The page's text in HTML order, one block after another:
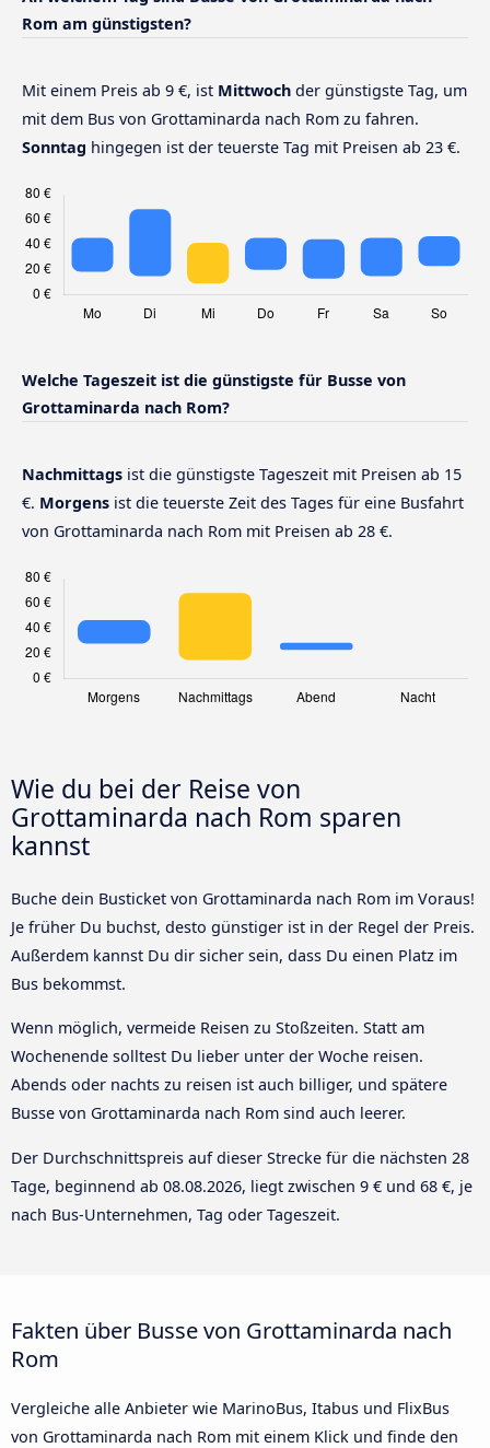
Rom am günstigsten?
Mit einem Preis ab 9 €, ist Mittwoch der günstigste Tag, um
mit dem Bus von Grottaminarda nach Rom zu fahren.
Sonntag hingegen ist der teuerste Tag mit Preisen ab 23 €.
Welche Tageszeit ist die günstigste für Busse von
Grottaminarda nach Rom?
Nachmittags ist die günstigste Tageszeit mit Preisen ab 15
€. Morgens ist die teuerste Zeit des Tages für eine Busfahrt
von Grottaminarda nach Rom mit Preisen ab 28 €.
Wie du bei der Reise von
Grottaminarda nach Rom sparen
kannst
Buche dein Busticket von Grottaminarda nach Rom im Voraus!
Je früher Du buchst, desto günstiger ist in der Regel der Preis.
Außerdem kannst Du dir sicher sein, dass Du einen Platz im
Bus bekommst.
Wenn möglich, vermeide Reisen zu Stoßzeiten. Statt am
Wochenende solltest Du lieber unter der Woche reisen.
Abends oder nachts zu reisen ist auch billiger, und spätere
Busse von Grottaminarda nach Rom sind auch leerer.
Der Durchschnittspreis auf dieser Strecke für die nächsten 28
Tage, beginnend ab 08.08.2026, liegt zwischen 9 € und 68 €, je
nach Bus-Unternehmen, Tag oder Tageszeit.
Fakten über Busse von Grottaminarda nach
Rom
Vergleiche alle Anbieter wie MarinoBus, Itabus und FlixBus
von Grottaminarda nach Rom mit einem Klick und finde den